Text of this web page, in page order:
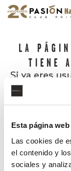
Esta página
Las cookies de
el contenido y
sociales y
LA
TIENE
Si ya eres